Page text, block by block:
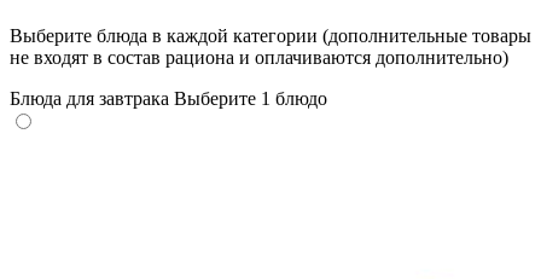
Выберите блюда в каждой категории (дополнительные товары
не входят в состав рациона и оплачиваются дополнительно)
Блюда для завтрака Выберите 1 блюдо